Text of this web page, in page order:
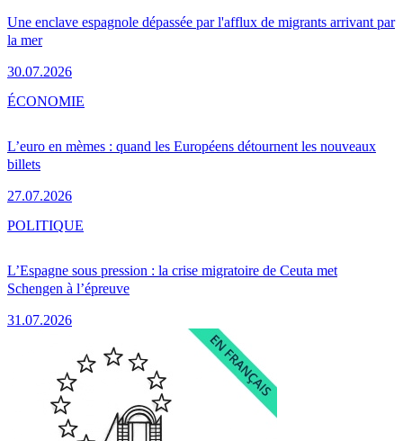
Une enclave espagnole dépassée par l'afflux de migrants arrivant par
la mer
30.07.2026
L’euro en mèmes : quand les Européens détournent les nouveaux
billets
27.07.2026
ÉCONOMIE
L’Espagne sous pression : la crise migratoire de Ceuta met
Schengen à l’épreuve
31.07.2026
POLITIQUE